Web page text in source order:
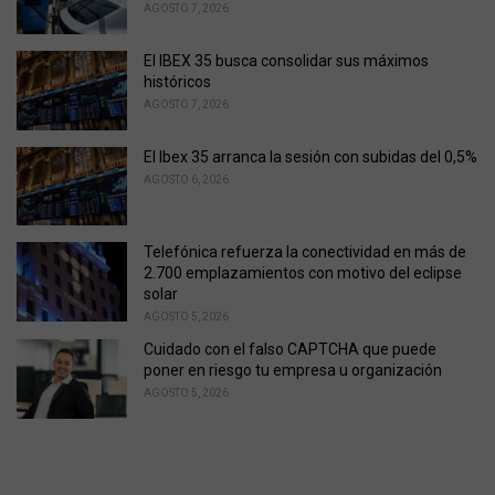
i
:
AGOSTO 7, 2026
El IBEX 35 busca consolidar sus máximos
históricos
AGOSTO 7, 2026
El Ibex 35 arranca la sesión con subidas del 0,5%
AGOSTO 6, 2026
Telefónica refuerza la conectividad en más de
2.700 emplazamientos con motivo del eclipse
solar
AGOSTO 5, 2026
Cuidado con el falso CAPTCHA que puede
poner en riesgo tu empresa u organización
AGOSTO 5, 2026